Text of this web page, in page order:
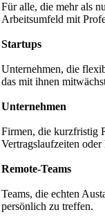
Für alle, die mehr als
Arbeitsumfeld mit
Startups
Unternehmen, die
das mit ihnen
Unternehmen
Firmen, die kurzfristig
Vertragslaufzeiten
Remote-Teams
Teams, die echten
persönlich zu treffen.